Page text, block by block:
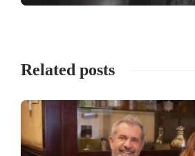
Related posts